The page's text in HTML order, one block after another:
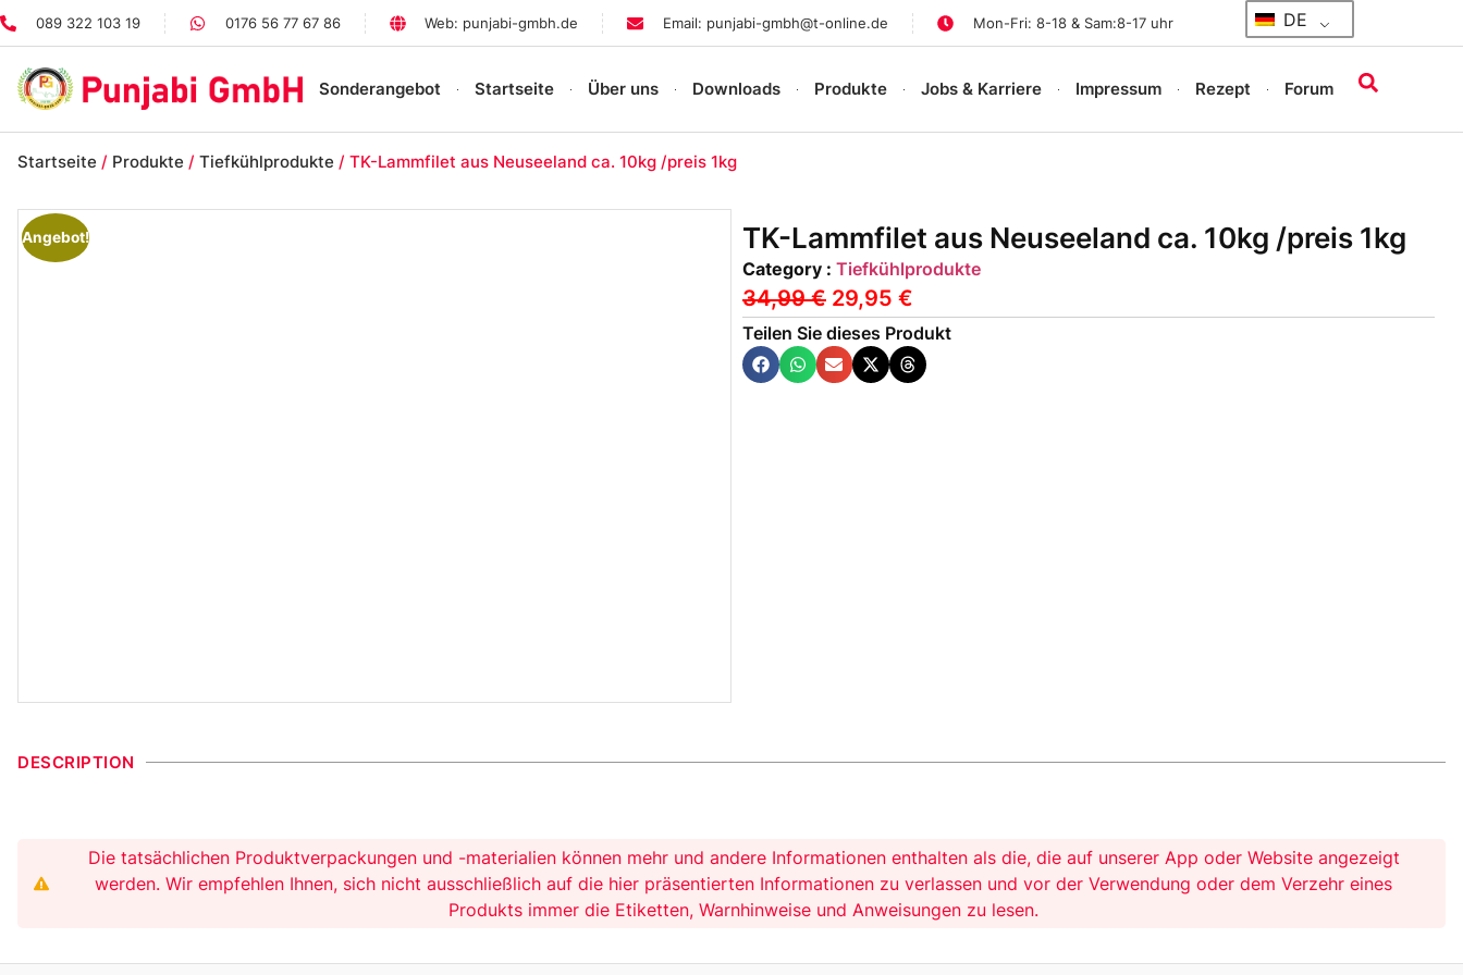
089 322 103 19 0176 56 77 67 86 Web: punjabi-gmbh.de Email: punjabi-gmbh@t-online.de Mon-Fri: 8-18 & Sam:8-17 uhr DE
Sonderangebot Startseite Über uns Downloads Produkte Jobs & Karriere Impressum Rezept Forum
Startseite / Produkte / Tiefkühlprodukte / TK-Lammfilet aus Neuseeland ca. 10kg /preis 1kg
Angebot! TK-Lammfilet aus Neuseeland ca. 10kg /preis 1kg
Category : Tiefkühlprodukte
34,99€ 29,95 €
Teilen Sie dieses Produkt
DESCRIPTION
Die tatsächlichen Produktverpackungen und -materialien können mehr und andere Informationen enthalten als die, die auf unserer App oder Website angezeigt
werden. Wir empfehlen Ihnen, sich nicht ausschließlich auf die hier präsentierten Informationen zu verlassen und vor der Verwendung oder dem Verzehr eines
Produkts immer die Etiketten, Warnhinweise und Anweisungen zu lesen.